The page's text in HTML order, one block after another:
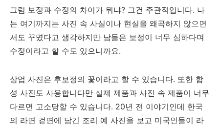
그럼 보정과 수정의 차이가 뭐냐? 그건 주관적입니다. 나
는 여기까지는 사진 속 사실이나 현실을 왜곡하지 않으면
서도 꾸몄다고 생각하지만 남들은 보정이 너무 심하다며
수정이라고 할 수도 있으니까요.
상업 사진은 후보정의 꽃이라고 할 수 있습니다. 또한 합
성 사진도 사용합니다만 실제 제품과 사진 속 제품이 너무
다르면 고소당할 수 있습니다. 20년 전 이야기인데 한국
의 라면 겉면에 담긴 조리 예 사진을 보고 미국인들이 라